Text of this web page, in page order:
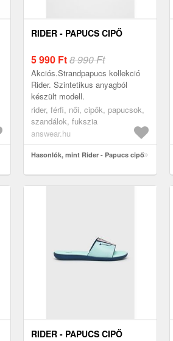
RIDER - PAPUCS CIPŐ
5 990 Ft8 990 Ft
Akciós.Strandpapucs kollekció
Rider. Szintetikus anyagból
készült modell.
rider, férfi, női, cipők, papucsok,
szandálok, fukszia
answear.hu
Hasonlók, mint Rider - Papucs cipő
RIDER - PAPUCS CIPŐ